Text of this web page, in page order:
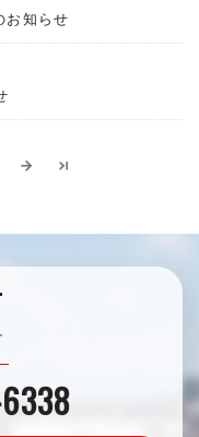
知らせ
arrow_forward last_page